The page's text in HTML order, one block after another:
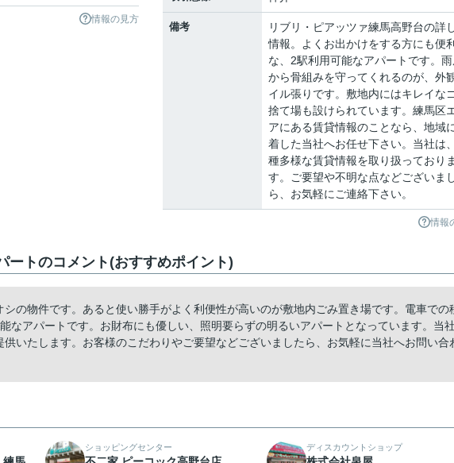
情報の見方
備考
リブリ・ピアッツァ練馬高野台の詳
情報。よくお出かけをする方にも便
な、2駅利用可能なアパートです。
から骨組みを守ってくれるのが、外
イル張りです。敷地内にはキレイな
捨て場も設けられています。練馬区
アにある賃貸情報のことなら、地域
着した当社へお任せ下さい。当社は
種多様な賃貸情報を取り扱っており
す。ご要望や不明な点などございま
ら、お気軽にご連絡下さい。
情報
ートのコメント(おすすめポイント)
の物件です。あると使い勝手がよく利便性が高いのが敷地内ごみ置き場です。電車での
なアパートです。お財布にも優しい、照明要らずの明るいアパートとなっています。当
供いたします。お客様のこだわりやご要望などございましたら、お気軽に当社へお問い合
ショッピングセンター ディスカウントショップ